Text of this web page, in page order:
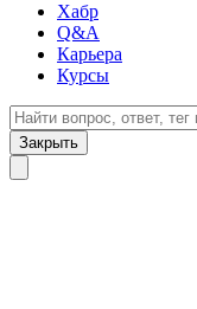
Хабр
Q&A
Карьера
Курсы
Закрыть